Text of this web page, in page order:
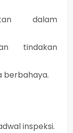
dalam
tindakan
berbahaya.
inspeksi.